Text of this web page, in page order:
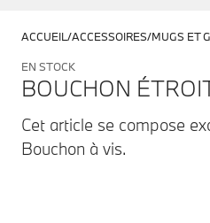
ACCUEIL ACCESSOIRES MUGS ET
EN STOCK
BOUCHON
Cet article se compose
Bouchon à vis.